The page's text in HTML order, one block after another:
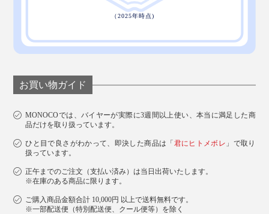
ずに扱ってくださいね。
カラーは、鮮やかな「オレンジ」「ホワイト」「マスカ
お買い物ガイド
MONOCOでは、バイヤーが実際に3週間以上使い、本当に満足した商
品だけを取り扱っています。
ひと目で良さがわかって、即決した商品は「 君にヒトメボレ 」で取り
扱っています。
正午までのご注文（支払い済み）は当日出荷いたします。
※在庫のある商品に限ります。
ご購入商品金額合計 10,000円 以上で送料無料です。
※一部配送便（特別配送便、クール便等）を除く